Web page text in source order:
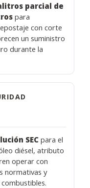
parcial de
para
con corte
un suministro
durante la
SEC para el
diésel, atributo
operar con
normativas y